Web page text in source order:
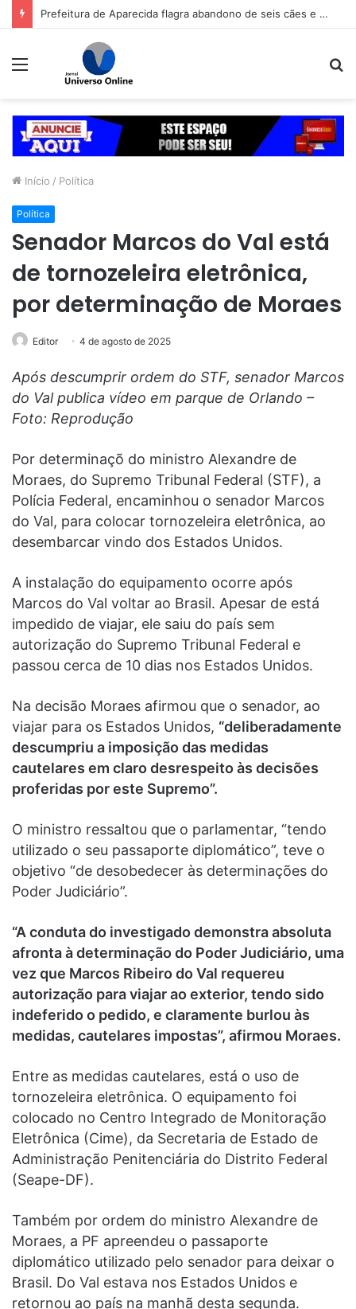
Prefeitura de Aparecida flagra abandono de seis cães e reitera que o ato é crime inafiançável
Menu
Início / Política
Política
Senador Marcos do Val está
de tornozeleira eletrônica,
por determinação de Moraes
Editor 4 de agosto de 2025
Após descumprir ordem do STF, senador Marcos
do Val publica vídeo em parque de Orlando –
Foto: Reprodução
Por determinaçõ do ministro Alexandre de
Moraes, do Supremo Tribunal Federal (STF), a
Polícia Federal, encaminhou o senador Marcos
do Val, para colocar tornozeleira eletrônica, ao
desembarcar vindo dos Estados Unidos.
A instalação do equipamento ocorre após
Marcos do Val voltar ao Brasil. Apesar de está
impedido de viajar, ele saiu do país sem
autorização do Supremo Tribunal Federal e
passou cerca de 10 dias nos Estados Unidos.
Na decisão Moraes afirmou que o senador, ao
viajar para os Estados Unidos, “deliberadamente
descumpriu a imposição das medidas
cautelares em claro desrespeito às decisões
proferidas por este Supremo”.
O ministro ressaltou que o parlamentar, “tendo
utilizado o seu passaporte diplomático”, teve o
objetivo “de desobedecer às determinações do
Poder Judiciário”.
“A conduta do investigado demonstra absoluta
afronta à determinação do Poder Judiciário, uma
vez que Marcos Ribeiro do Val requereu
autorização para viajar ao exterior, tendo sido
indeferido o pedido, e claramente burlou às
medidas, cautelares impostas”, afirmou Moraes.
Entre as medidas cautelares, está o uso de
tornozeleira eletrônica. O equipamento foi
colocado no Centro Integrado de Monitoração
Eletrônica (Cime), da Secretaria de Estado de
Administração Penitenciária do Distrito Federal
(Seape-DF).
Também por ordem do ministro Alexandre de
Moraes, a PF apreendeu o passaporte
diplomático utilizado pelo senador para deixar o
Brasil. Do Val estava nos Estados Unidos e
retornou ao país na manhã desta segunda.